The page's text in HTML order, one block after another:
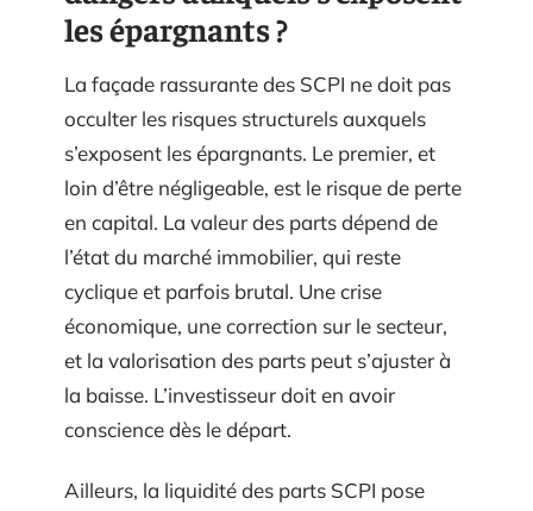
les épargnants ?
La façade rassurante des SCPI ne doit pas
occulter les risques structurels auxquels
s’exposent les épargnants. Le premier, et
loin d’être négligeable, est le risque de perte
en capital. La valeur des parts dépend de
l’état du marché immobilier, qui reste
cyclique et parfois brutal. Une crise
économique, une correction sur le secteur,
et la valorisation des parts peut s’ajuster à
la baisse. L’investisseur doit en avoir
conscience dès le départ.
Ailleurs, la liquidité des parts SCPI pose